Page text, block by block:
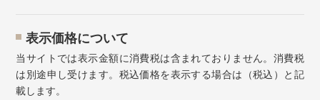
表示価格について
当サイトでは表示金額に消費税は含まれておりません。消費税
は別途申し受けます。税込価格を表示する場合は（税込）と記
載します。